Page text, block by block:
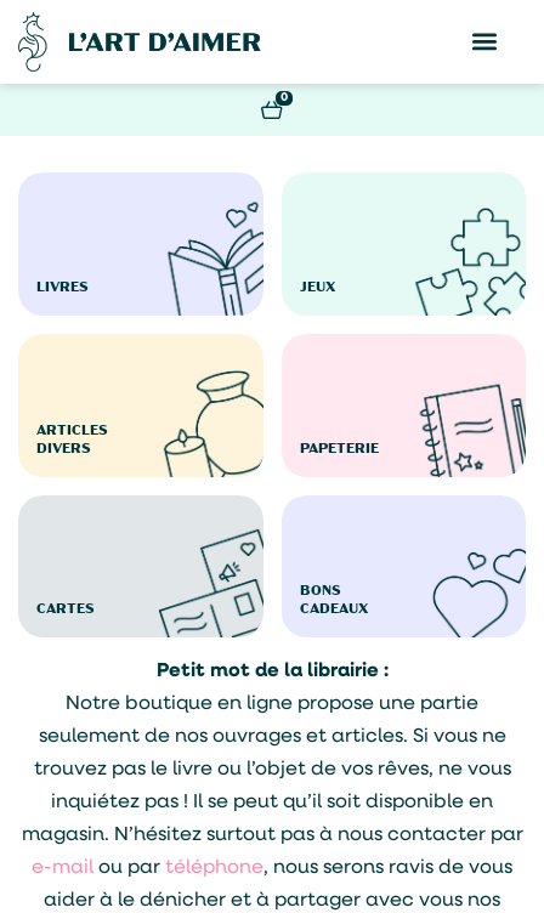
0
LIVRES JEUX
ARTICLES
DIVERS
PAPETERIE
CARTES
BONS
CADEAUX
Petit mot de la librairie :
Notre boutique en ligne propose une partie
seulement de nos ouvrages et articles. Si vous ne
trouvez pas le livre ou l’objet de vos rêves, ne vous
inquiétez pas ! Il se peut qu’il soit disponible en
magasin. N’hésitez surtout pas à nous contacter par
e-mail ou par téléphone, nous serons ravis de vous
aider à le dénicher et à partager avec vous nos